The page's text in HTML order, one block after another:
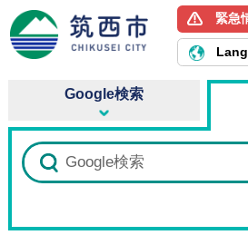
筑
緊急
Google検索